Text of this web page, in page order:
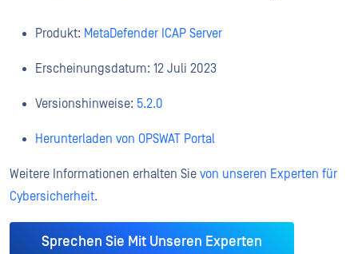
Produkt: MetaDefender ICAP Server
Erscheinungsdatum: 12 Juli 2023
Versionshinweise: 5.2.0
Herunterladen von OPSWAT Portal
Weitere Informationen erhalten Sie von unseren Experten für
Cybersicherheit.
Sprechen Sie Mit Unseren Experten